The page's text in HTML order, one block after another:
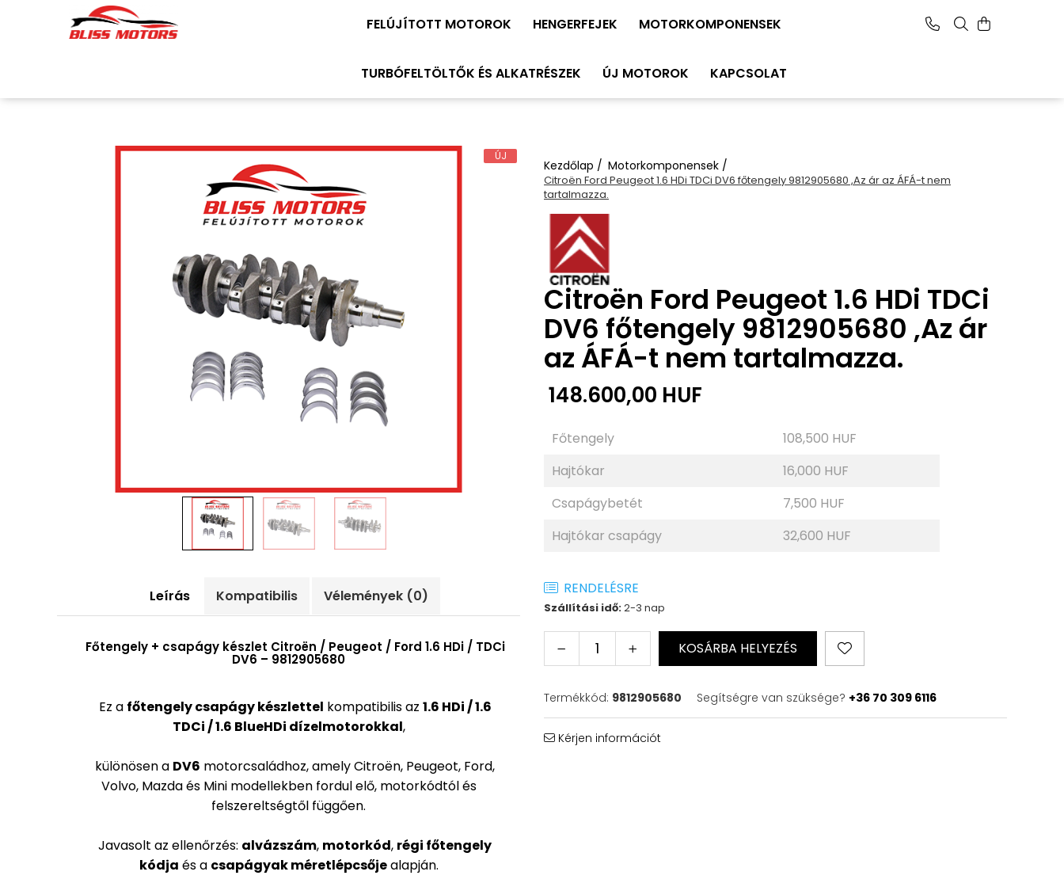
FELÚJÍTOTT MOTOROK HENGERFEJEK MOTORKOMPONENSEK
TURBÓFELTÖLTŐK ÉS ALKATRÉSZEK ÚJ MOTOROK KAPCSOLAT
Kezdőlap / Motorkomponensek /
Citroën Ford Peugeot 1.6 HDi TDCi DV6 főtengely 9812905680 ,Az ár az ÁFÁ-t nem
tartalmazza.
Citroën Ford Peugeot 1.6 HDi TDCi
DV6 főtengely 9812905680 ,Az ár
az ÁFÁ-t nem tartalmazza.
ÚJ
148.600,00 HUF
Főtengely
108,500 HUF
Hajtókar
16,000 HUF
Csapágybetét
7,500 HUF
Hajtókar csapágy
32,600 HUF
RENDELÉSRE
Szállítási idő:2-3 nap
KOSÁRBA HELYEZÉS
Termékkód: 9812905680 Segítségre van szüksége? +36 70 309 6116
Kérjen információt
Leírás Kompatibilis Vélemények (0)
Főtengely + csapágy készlet Citroën / Peugeot / Ford 1.6 HDi / TDCi
DV6 – 9812905680
Ez a főtengely csapágy készlettel kompatibilis az 1.6 HDi / 1.6
TDCi / 1.6 BlueHDi dízelmotorokkal,
különösen a DV6 motorcsaládhoz, amely Citroën, Peugeot, Ford,
Volvo, Mazda és Mini modellekben fordul elő, motorkódtól és
felszereltségtől függően.
Javasolt az ellenőrzés: alvázszám, motorkód, régi főtengely
kódja és a csapágyak méretlépcsőjealapján.